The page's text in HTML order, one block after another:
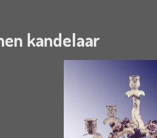
kandelaar